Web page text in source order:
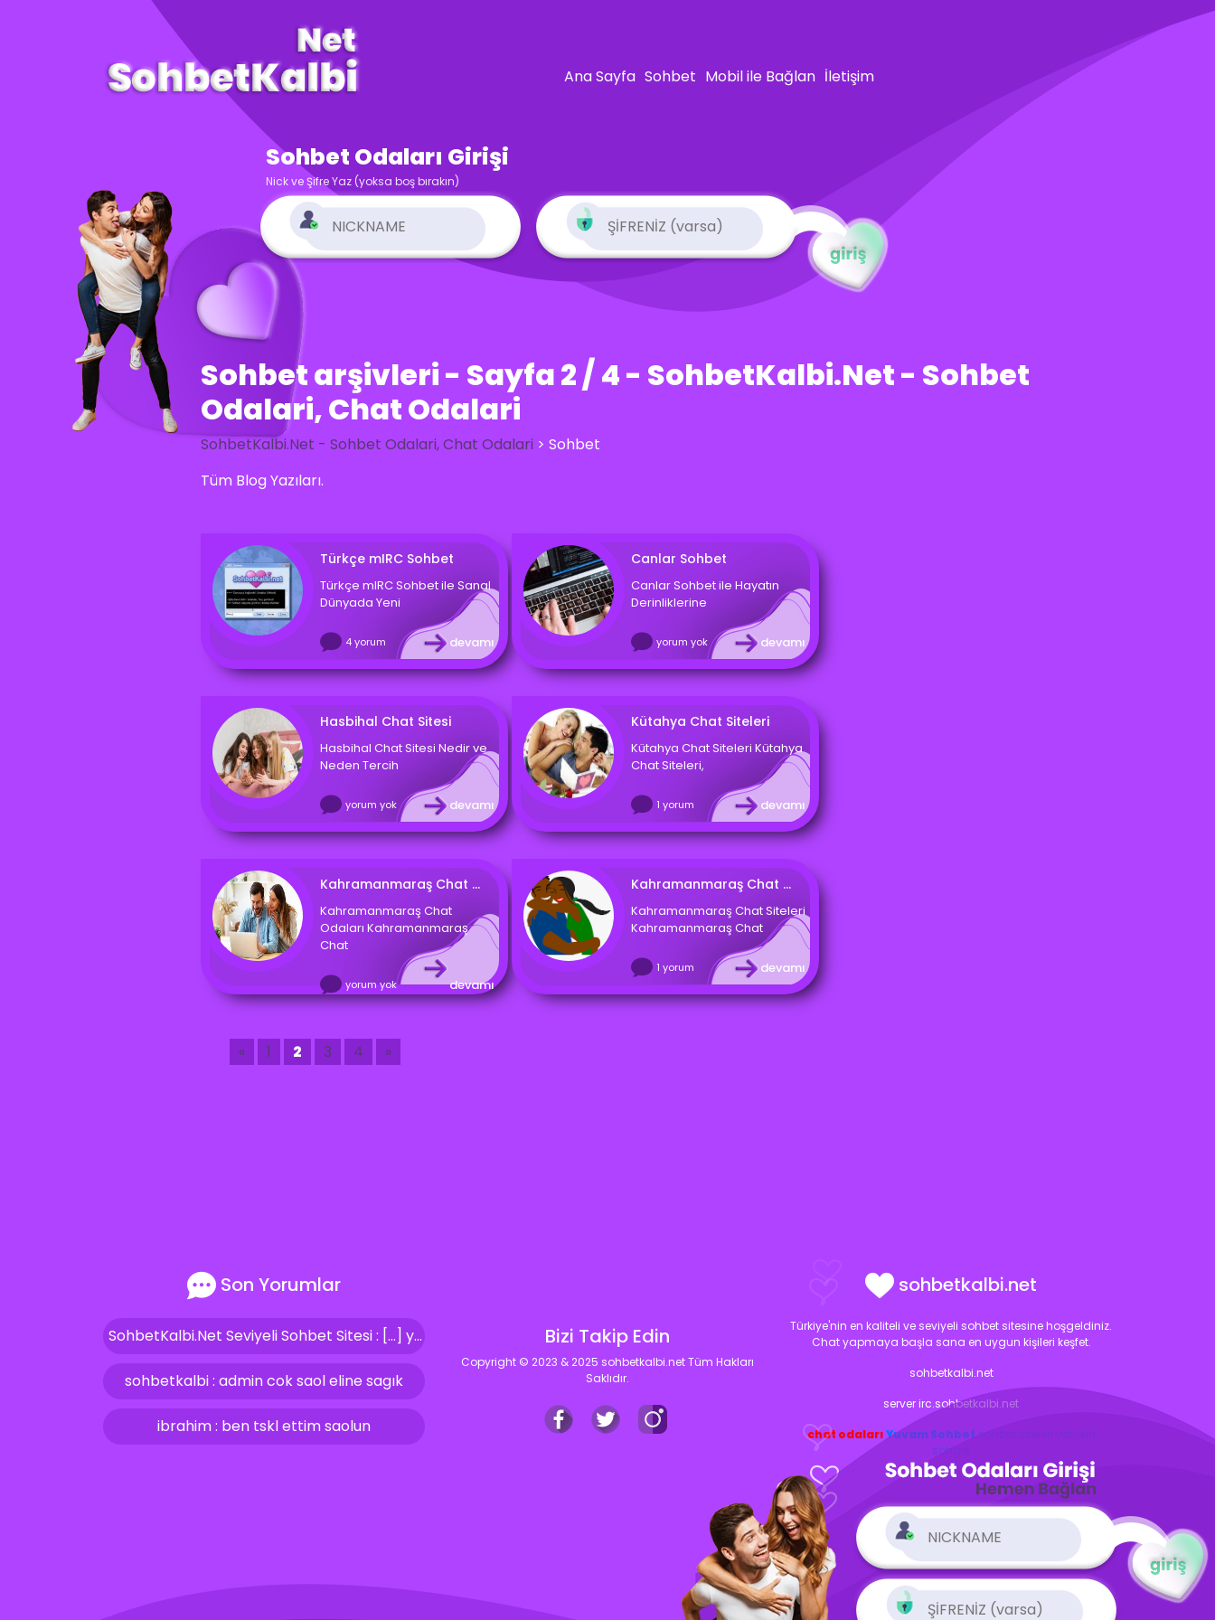
Ana Sayfa Sohbet Mobil ile Bağlan İletişim
Sohbet Odaları Girişi
Nick ve Şifre Yaz (yoksa boş bırakın)
Sohbet arşivleri - Sayfa 2 / 4 - SohbetKalbi.Net - Sohbet
Odalari, Chat Odalari
SohbetKalbi.Net - Sohbet Odalari, Chat Odalari > Sohbet
Tüm Blog Yazıları.
Türkçe mIRC Sohbet
Türkçe mIRC Sohbet ile Sanal
Dünyada Yeni
4 yorum devamı
Canlar Sohbet
Canlar Sohbet ile Hayatın
Derinliklerine
yorum yok devamı
Hasbihal Chat Sitesi
Hasbihal Chat Sitesi Nedir ve
Neden Tercih
yorum yok devamı
Kütahya Chat Siteleri
Kütahya Chat Siteleri Kütahya
Chat Siteleri,
1 yorum devamı
Kahramanmaraş Chat Odaları
Kahramanmaraş Chat
Odaları Kahramanmaraş
Chat
yorum yok devamı
Kahramanmaraş Chat Siteleri
Kahramanmaraş Chat Siteleri
Kahramanmaraş Chat
1 yorum devamı
« 1 2 3 4 »
Son Yorumlar
SohbetKalbi.Net Seviyeli Sohbet Sitesi : […] yaşam kalitemizi artırıyor ve bize güven veriyor. İşte bizler, bu aynı özeni ve seviyeyi sohbet siteleri içerisinde de […]
sohbetkalbi : admin cok saol eline sagık
ibrahim : ben tskl ettim saolun
Bizi Takip Edin
Copyright © 2023 & 2025 sohbetkalbi.net Tüm Hakları
Saklıdır.
sohbetkalbi.net
Türkiye'nin en kaliteli ve seviyeli sohbet sitesine hoşgeldiniz.
Chat yapmaya başla sana en uygun kişileri keşfet.
sohbetkalbi.net
server irc.sohbetkalbi.net
chat odaları Yuvam Sohbet sohbet siteleri
sohbet